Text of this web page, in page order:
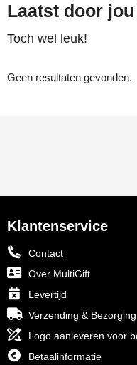
Laatst door
Toch wel leuk!
Geen resultaten gevonden.
Klantenservice
Contact
Over MultiGift
Levertijd
Verzending & Bezorging
Logo aanleveren voor
Betaalinformatie